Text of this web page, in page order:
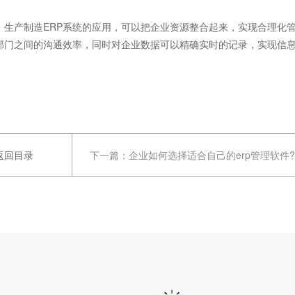
制造ERP系统的应用，可以把企业资源整合起来，实现合理化管
之间的沟通效率，同时对企业数据可以精确实时的记录，实现信
回目录 下一篇： 企业如何选择适合自己的erp管理软件?